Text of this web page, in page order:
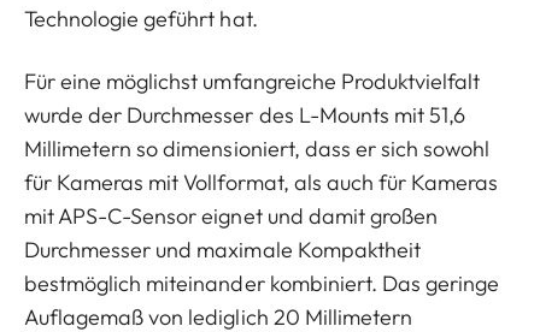
Technologie geführt hat.
Für eine möglichst umfangreiche Produktvielfalt
wurde der Durchmesser des L-Mounts mit 51,6
Millimetern so dimensioniert, dass er sich sowohl
für Kameras mit Vollformat, als auch für Kameras
mit APS-C-Sensor eignet und damit großen
Durchmesser und maximale Kompaktheit
bestmöglich miteinander kombiniert. Das geringe
Auflagemaß von lediglich 20 Millimetern